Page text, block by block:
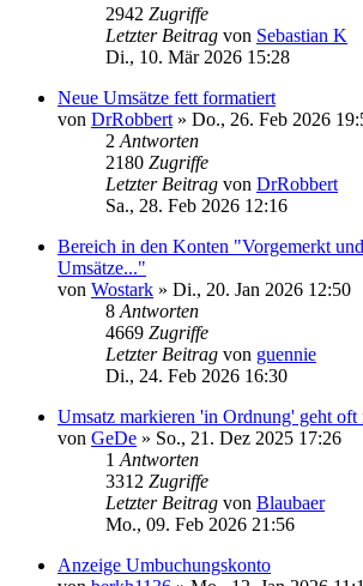
2942 Zugriffe
Letzter Beitrag von Sebastian K
Di., 10. Mär 2026 15:28
Neue Umsätze fett formatiert
von DrRobbert » Do., 26. Feb 2026
2 Antworten
2180 Zugriffe
Letzter Beitrag von DrRobbert
Sa., 28. Feb 2026 12:16
Bereich in den Konten "Vorgemerkt
Umsätze..."
von Wostark » Di., 20. Jan 2026 12:50
8 Antworten
4669 Zugriffe
Letzter Beitrag von guennie
Di., 24. Feb 2026 16:30
Umsatz markieren 'in Ordnung' geht oft
von GeDe » So., 21. Dez 2025 17:26
1 Antworten
3312 Zugriffe
Letzter Beitrag von Blaubaer
Mo., 09. Feb 2026 21:56
Anzeige Umbuchungskonto